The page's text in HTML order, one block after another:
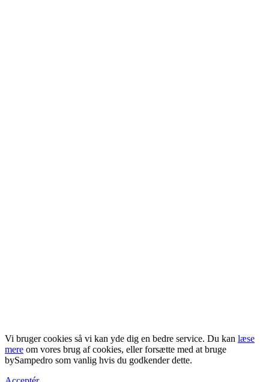
Vi bruger cookies så vi kan yde dig en bedre service. Du kan læse
mere om vores brug af cookies, eller forsætte med at bruge
bySampedro som vanlig hvis du godkender dette.